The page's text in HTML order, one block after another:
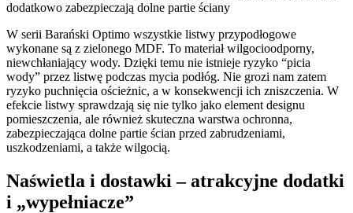
dodatkowo zabezpieczają dolne partie ściany
W serii Barański Optimo wszystkie listwy przypodłogowe
wykonane są z zielonego MDF. To materiał wilgocioodporny,
niewchłaniający wody. Dzięki temu nie istnieje ryzyko “picia
wody” przez listwę podczas mycia podłóg. Nie grozi nam zatem
ryzyko puchnięcia ościeżnic, a w konsekwencji ich zniszczenia. W
efekcie listwy sprawdzają się nie tylko jako element designu
pomieszczenia, ale również skuteczna warstwa ochronna,
zabezpieczająca dolne partie ścian przed zabrudzeniami,
uszkodzeniami, a także wilgocią.
Naświetla i dostawki – atrakcyjne dodatki
i „wypełniacze”